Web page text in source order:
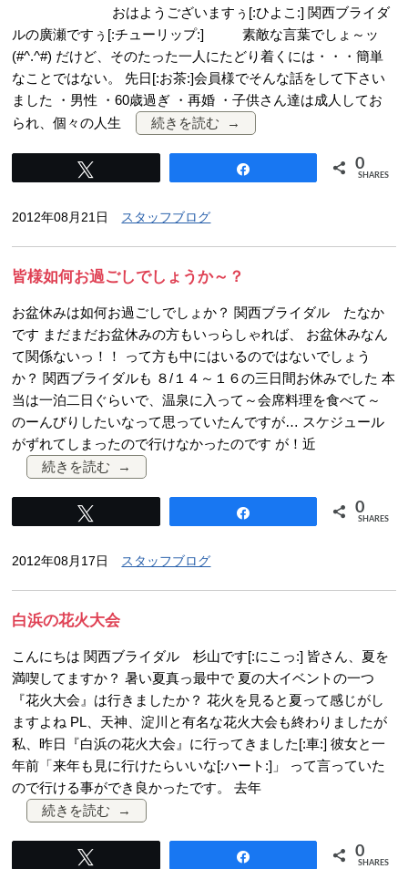
おはようございますぅ[:ひよこ:] 関西ブライダ
ルの廣瀬ですぅ[:チューリップ:] 素敵な言葉でしょ～ッ
(#^.^#) だけど、そのたった一人にたどり着くには・・・簡単
なことではない。 先日[:お茶:]会員様でそんな話をして下さい
ました ・男性 ・60歳過ぎ ・再婚 ・子供さん達は成人してお
られ、個々の人生
続きを読む
0
SHARES
2012年08月21日 スタッフブログ
皆様如何お過ごしでしょうか～？
お盆休みは如何お過ごしでしょか？ 関西ブライダル たなか
です まだまだお盆休みの方もいっらしゃれば、 お盆休みなん
て関係ないっ！！ って方も中にはいるのではないでしょう
か？ 関西ブライダルも ８/１４～１６の三日間お休みでした 本
当は一泊二日ぐらいで、温泉に入って～会席料理を食べて～
のーんびりしたいなって思っていたんですが… スケジュール
がずれてしまったので行けなかったのです が！近
続きを読む
0
SHARES
2012年08月17日 スタッフブログ
白浜の花火大会
こんにちは 関西ブライダル 杉山です[:にこっ:] 皆さん、夏を
満喫してますか？ 暑い夏真っ最中で 夏の大イベントの一つ
『花火大会』は行きましたか？ 花火を見ると夏って感じがし
ますよね PL、天神、淀川と有名な花火大会も終わりましたが
私、昨日『白浜の花火大会』に行ってきました[:車:] 彼女と一
年前「来年も見に行けたらいいな[:ハート:]」 って言っていた
ので行ける事ができ良かったです。 去年
続きを読む
0
SHARES